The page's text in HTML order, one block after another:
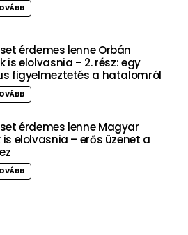
érdemes lenne Orbán
is elolvasnia – 2. rész: egy
figyelmeztetés a hatalomról
érdemes lenne Magyar
is elolvasnia – erős üzenet a